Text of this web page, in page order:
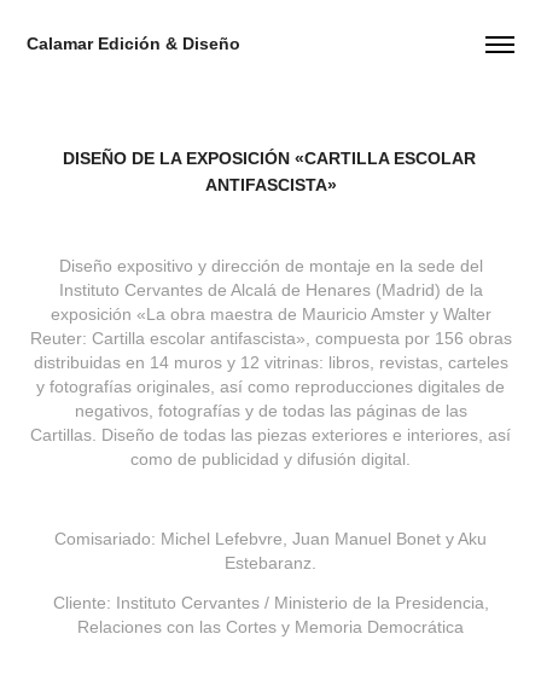
Calamar Edición & Diseño
DISEÑO DE LA EXPOSICIÓN «CARTILLA ESCOLAR
ANTIFASCISTA»
Diseño expositivo y dirección de montaje en la sede del
Instituto Cervantes de Alcalá de Henares (Madrid) de la
exposición «La obra maestra de Mauricio Amster y Walter
Reuter: Cartilla escolar antifascista», compuesta por 156 obras
distribuidas en 14 muros y 12 vitrinas: libros, revistas, carteles
y fotografías originales, así como reproducciones digitales de
negativos, fotografías y de todas las páginas de las
Cartillas. Diseño de todas las piezas exteriores e interiores, así
como de publicidad y difusión digital.
Comisariado: Michel Lefebvre, Juan Manuel Bonet y Aku
Estebaranz.
Cliente: Instituto Cervantes / Ministerio de la Presidencia,
Relaciones con las Cortes y Memoria Democrática